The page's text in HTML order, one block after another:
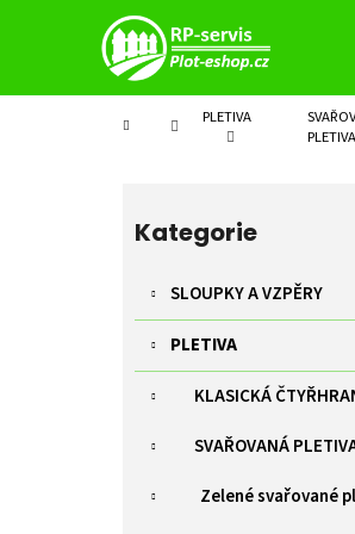
Domů PLETIVA
PLETIVA
kategorie
Kategorie
SLOUPKY A VZPĚRY
PLETIVA
KLASICKÁ
SVAŘOVANÁ
Zelené svařované
í
Zpět
do
Zpět
do